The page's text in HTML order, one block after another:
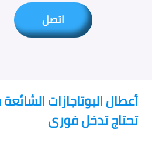
اتصل
أعطال البوتاجازات
تحتاج تدخل فورى